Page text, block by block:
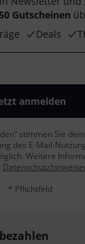
50 Gutscheinen
Deals
anmelden
stimmen Sie
des E-Mail-
Weitere
* Pflichtfeld